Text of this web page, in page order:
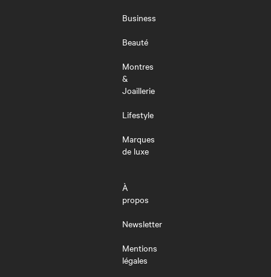
Business
Beauté
Montres
&
Joaillerie
Lifestyle
Marques
de luxe
À
propos
Newsletter
Mentions
légales